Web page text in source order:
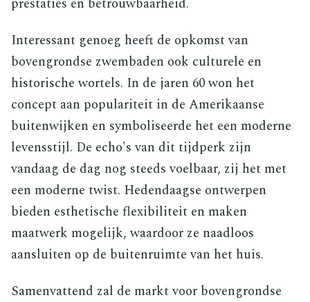
Interessant genoeg heeft de opkomst van
bovengrondse zwembaden ook culturele en
historische wortels. In de jaren 60 won het
concept aan populariteit in de Amerikaanse
buitenwijken en symboliseerde het een moderne
levensstijl. De echo's van dit tijdperk zijn
vandaag de dag nog steeds voelbaar, zij het met
een moderne twist. Hedendaagse ontwerpen
bieden esthetische flexibiliteit en maken
maatwerk mogelijk, waardoor ze naadloos
aansluiten op de buitenruimte van het huis.
Samenvattend zal de markt voor bovengrondse